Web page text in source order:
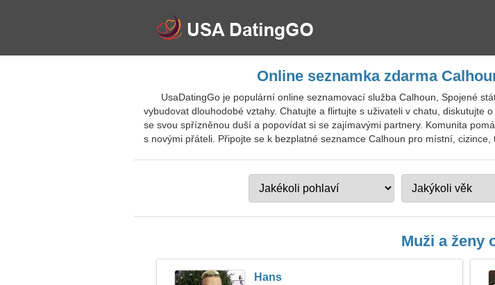
Online seznamka zdarma
UsaDatingGo je populární online seznamovací služba Calhoun, Spojené
vybudovat dlouhodobé vztahy. Chatujte a flirtujte s uživateli v chatu, diskutujte
se svou spřízněnou duší a popovídat si se zajímavými partnery. Komunita
s novými přáteli. Připojte se k bezplatné seznamce Calhoun pro místní, cizince,
Muži a ženy
Hans